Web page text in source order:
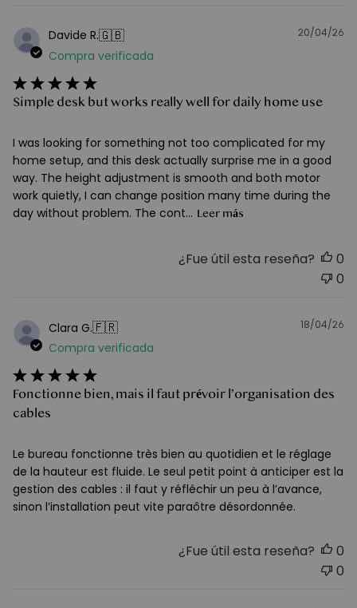
Davide R.🇬🇧
Compra verificada
Simple desk but works really well for daily home use
I was looking for something not too complicated for my
home setup, and this desk actually surprise me in a good
way. The height adjustment is smooth and both motor
work quietly, I can change position many time during the
day without problem. The cont... Leer más
20/04/26
¿Fue útil esta reseña?
0
0
Clara G.🇫🇷
Compra verificada
Fonctionne bien, mais il faut prévoir l’organisation des
cables
Le bureau fonctionne très bien au quotidien et le réglage
de la hauteur est fluide. Le seul petit point à anticiper est la
gestion des cables : il faut y réfléchir un peu à l’avance,
sinon l’installation peut vite paraôtre désordonnée.
18/04/26
¿Fue útil esta reseña?
0
0